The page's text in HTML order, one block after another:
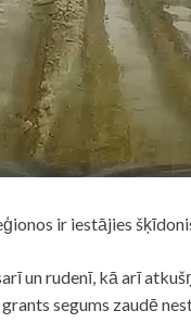
ir iestājies
un rudenī, kā arī
segums zaudē